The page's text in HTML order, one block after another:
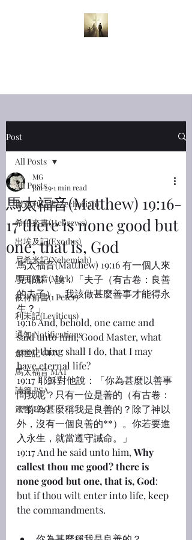
Post
All Posts
撒迦利亞書(Zechariah)
希伯來書(Hebrews)
出埃及記(Exodus)
尼希米記(Nehemiah)
馬可福音(Mark)
彼得前書(1 Peter)
利未記(Leviticus)
通知 Notifications
創世記 GEN
馬太福音 MAT
詩篇 PSA
箴言 PRO
All Posts
馬太福音(Matthew) 19:16-
17 there is none good but
one, that is, God
MG
Jan 291 min read
馬太福音(Matthew) 19:16 有一個人來
見耶穌，說：「夫子（有古卷：良善
的夫子），我該做甚麼善事才能得永
生？」
19:16 And, behold, one came and
said unto him, Good Master, what
good thing shall I do, that I may
have eternal life?
19:17 耶穌對他說：「你為甚麼以善事
問我呢？只有一位是善的（有古卷：
**你為甚麼稱我是良善的？除了神以
外，沒有一個良善的**）。你若要進
入永生，就當遵守誡命。」
19:17 And he said unto him, Why
callest thou me good? there is
none good but one, that is, God:
but if thou wilt enter into life, keep
the commandments.